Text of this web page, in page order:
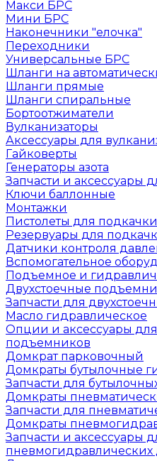
Макси БРС
Мини БРС
Наконечники "елочка"
Переходники
Универсальные БРС
Шланги на
Шланги прямые
Шланги спиральные
Бортоотжиматели
Вулканизаторы
Аксессуары для
Гайковерты
Генераторы азота
Запчасти и аксессуары
Ключи баллонные
Монтажки
Пистолеты для
Резервуары для
Датчики контроля
Вспомогательное
Подъемное и
Двухстоечные
Запчасти для
Масло гидравлическое
Опции и аксессуары
подъемников
Домкрат парковочный
Домкраты бутылочные
Запчасти для
Домкраты
Запчасти для
Домкраты
Запчасти и аксессуары
пневмогидравлических